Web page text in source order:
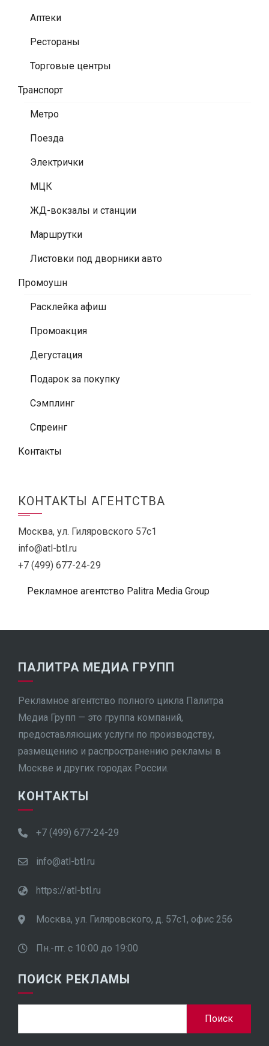
Аптеки
Рестораны
Торговые центры
Транспорт
Метро
Поезда
Электрички
МЦК
ЖД-вокзалы и станции
Маршрутки
Листовки под дворники авто
Промоушн
Расклейка афиш
Промоакция
Дегустация
Подарок за покупку
Сэмплинг
Спреинг
Контакты
КОНТАКТЫ АГЕНТСТВА
Москва, ул. Гиляровского 57с1
info@atl-btl.ru
+7 (499) 677-24-29
Рекламное агентство Palitra Media Group
ПАЛИТРА МЕДИА ГРУПП
Рекламное агентство полного цикла Палитра
Медиа Групп — это группа компаний,
предоставляющих услуги по производству,
размещению и распространению рекламы в
Москве и других городах России.
КОНТАКТЫ
+7 (499) 677-24-29
info@atl-btl.ru
https://atl-btl.ru
Москва, ул. Гиляровского, д. 57с1, офис 256
Пн.-пт. с 10:00 до 19:00
ПОИСК РЕКЛАМЫ